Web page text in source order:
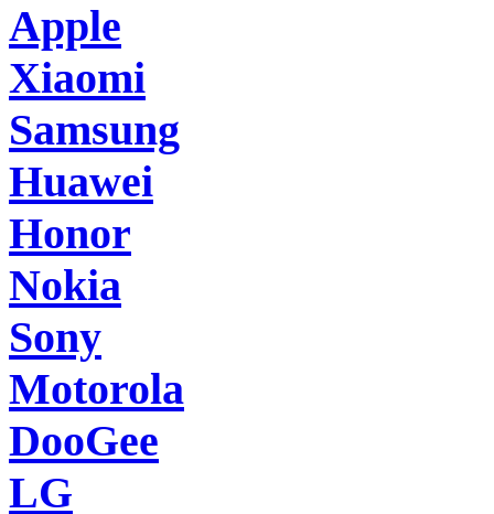
Apple
Xiaomi
Samsung
Huawei
Honor
Nokia
Sony
Motorola
DooGee
LG